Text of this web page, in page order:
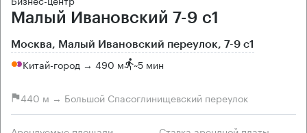
Малый Ивановский 7-9 с1
Москва, Малый Ивановский переулок, 7-9 с1
Китай-город → 490 м ~5 мин
440 м → Большой Спасоглинищевский переулок